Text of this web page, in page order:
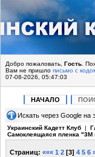
Добро пожаловать, Гость .
Вам не пришло письмо с
07-08-2026, 05:47:03
НАЧАЛО
Искать через Google на
Украинский Кадетт Клуб |
Самоклеящаяся пленка "3М
Страниц: ««« 1 2 [3] 4 5 6